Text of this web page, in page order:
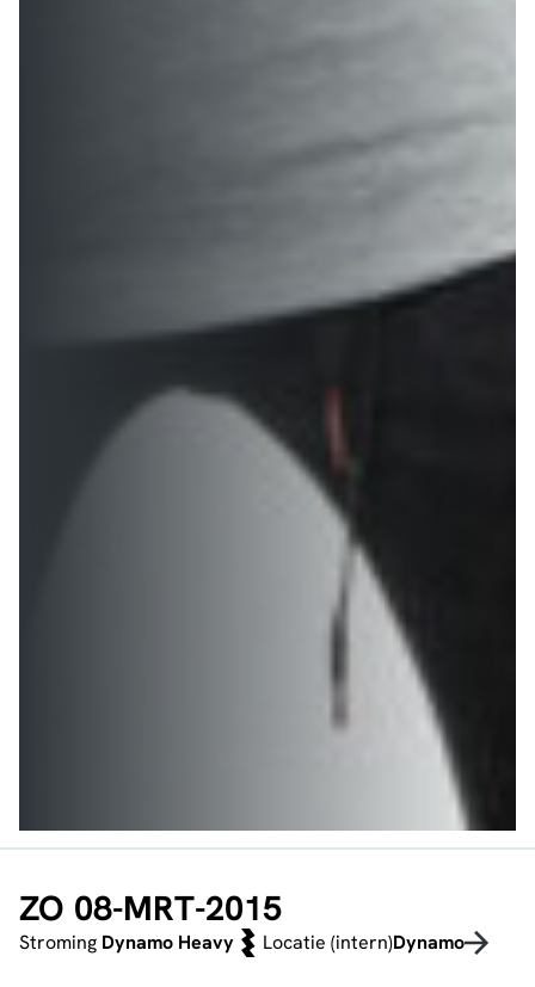
ZO 08-MRT-2015
Stroming Dynamo Heavy Locatie (intern)Dynamo